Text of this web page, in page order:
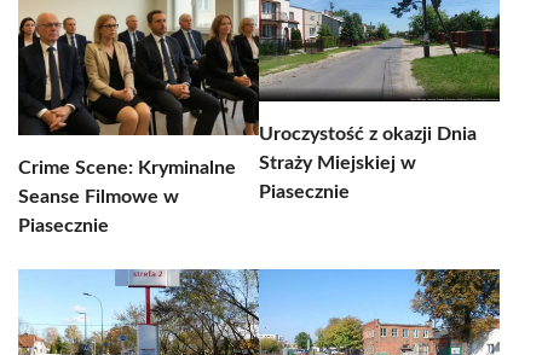
Crime Scene: Kryminalne
Seanse Filmowe w
Piasecznie
Uroczystość z okazji Dnia
Straży Miejskiej w
Piasecznie